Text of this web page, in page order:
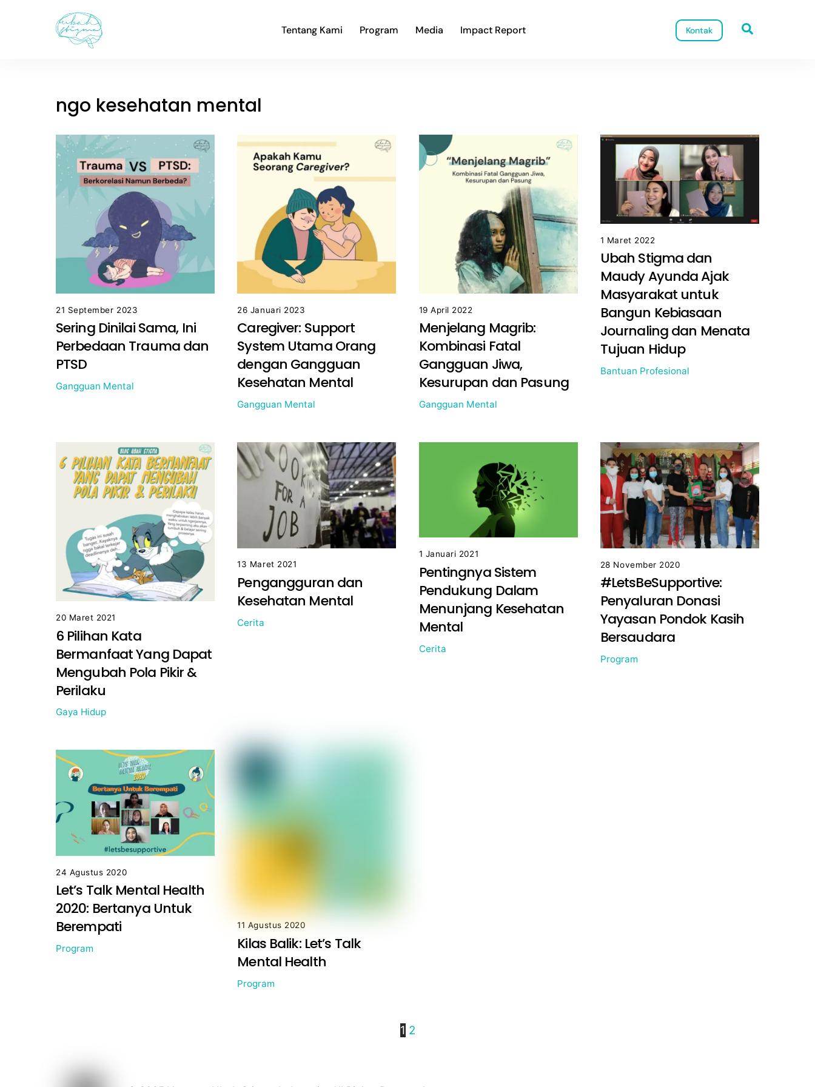
Tentang Kami Program Media Impact Report Kontak
ngo kesehatan mental
21 September 2023
Sering Dinilai Sama, Ini
Perbedaan Trauma dan
PTSD
Gangguan Mental
26 Januari 2023
Caregiver: Support
System Utama Orang
dengan Gangguan
Kesehatan Mental
Gangguan Mental
19 April 2022
Menjelang Magrib:
Kombinasi Fatal
Gangguan Jiwa,
Kesurupan dan Pasung
Gangguan Mental
1 Maret 2022
Ubah Stigma dan
Maudy Ayunda Ajak
Masyarakat untuk
Bangun Kebiasaan
Journaling dan Menata
Tujuan Hidup
Bantuan Profesional
20 Maret 2021
6 Pilihan Kata
Bermanfaat Yang Dapat
Mengubah Pola Pikir &
Perilaku
Gaya Hidup
13 Maret 2021
Pengangguran dan
Kesehatan Mental
Cerita
1 Januari 2021
Pentingnya Sistem
Pendukung Dalam
Menunjang Kesehatan
Mental
Cerita
28 November 2020
#LetsBeSupportive:
Penyaluran Donasi
Yayasan Pondok Kasih
Bersaudara
Program
24 Agustus 2020
Let’s Talk Mental Health
2020: Bertanya Untuk
Berempati
Program
11 Agustus 2020
Kilas Balik: Let’s Talk
Mental Health
Program
1 2